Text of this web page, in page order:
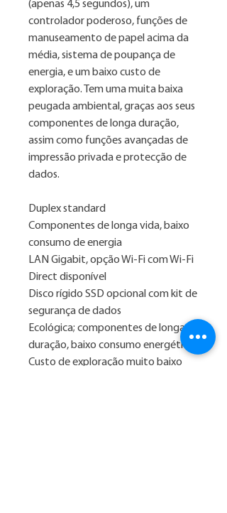
(apenas 4,5 segundos), um
controlador poderoso, funções de
manuseamento de papel acima da
média, sistema de poupança de
energia, e um baixo custo de
exploração. Tem uma muita baixa
peugada ambiental, graças aos seus
componentes de longa duração,
assim como funções avançadas de
impressão privada e protecção de
dados.
Duplex standard
Componentes de longa vida, baixo
consumo de energia
LAN Gigabit, opção Wi-Fi com Wi-Fi
Direct disponível
Disco rígido SSD opcional com kit de
segurança de dados
Ecológica; componentes de longa
duração, baixo consumo energético
Custo de exploração muito baixo